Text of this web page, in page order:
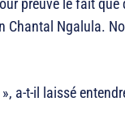
preuve le fait que
Chantal Ngalula.
a-t-il laissé